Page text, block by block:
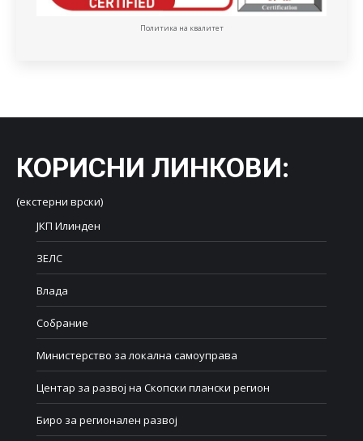
Политика на квалитет
КОРИСНИ ЛИНКОВИ:
(екстерни врски)
ЈКП Илинден
ЗЕЛС
Влада
Собрание
Министерство за локална самоуправа
Центар за развој на Скопски плански регион
Биро за регионален развој